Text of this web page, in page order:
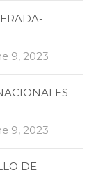
9, 2023
9, 2023
DE